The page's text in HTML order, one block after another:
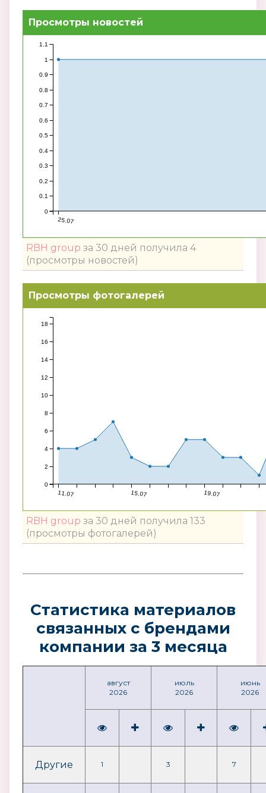
Просмотры новостей
25.07
0
0.1
0.2
0.3
0.4
0.5
0.6
0.7
0.8
0.9
1
1.1
RBH group за 30 дней получила 4
(просмотры новостей)
Просмотры фотогалерей
11.07 15.07 19.07
0
2
4
6
8
10
12
14
16
18
RBH group за 30 дней получила 133
(просмотры фотогалерей)
Статистика материалов
связанных с брендами
компании за 3 месяца
август
2026
июль
2026
июнь
2026
Другие 1 3 7